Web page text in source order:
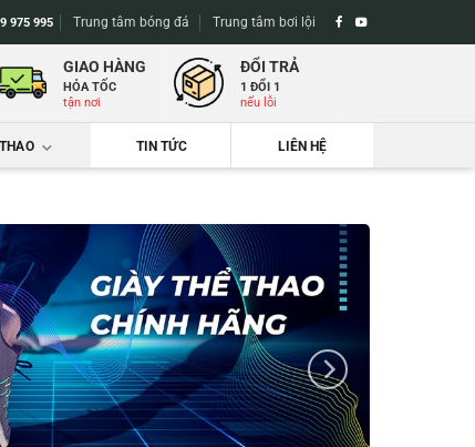
975 995 Trung tâm bóng đá Trung tâm bơi lội
GIAO HÀNG
HỎA TỐC
tận nơi
ĐỔI TRẢ
1 ĐỔI 1
nếu lỗi
TIN TỨC LIÊN HỆ